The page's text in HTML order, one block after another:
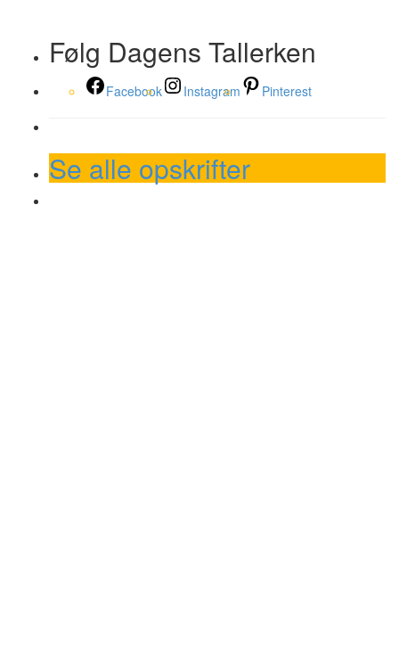
Følg Dagens Tallerken
Facebook Instagram Pinterest
Se alle opskrifter